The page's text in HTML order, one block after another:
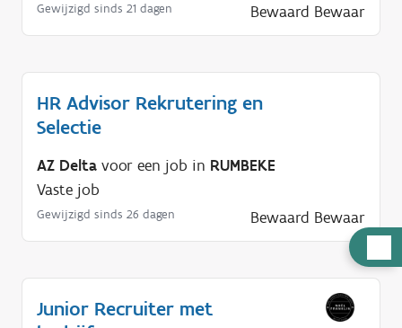
u
Gewijzigd sinds 21 dagen Bewaard Bewaar
HR Advisor Rekrutering en
Selectie
AZ Delta voor een job in RUMBEKE
Vaste job
Gewijzigd sinds 26 dagen Bewaard Bewaar
Junior Recruiter met